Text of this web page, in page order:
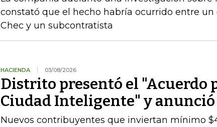
constató que el hecho habría ocurrido entre
Chec y un subcontratista
HACIENDA 03/08/2026
Distrito presentó el "Acuerdo
Ciudad Inteligente" y
Nuevos contribuyentes que inviertan mínimo